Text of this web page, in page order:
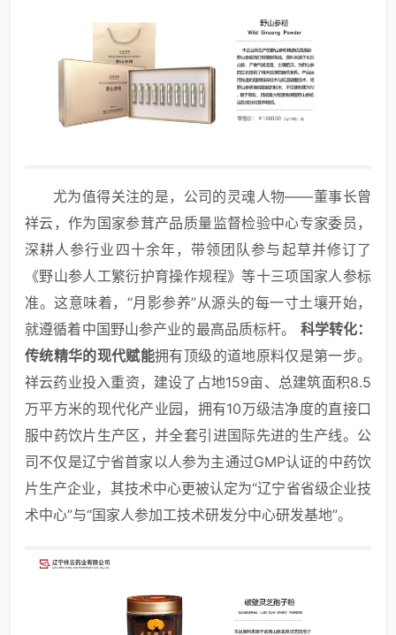
尤为值得关注的是，公司的灵魂人物——董事长曾
祥云，作为国家参茸产品质量监督检验中心专家委员，
深耕人参行业四十余年，带领团队参与起草并修订了
《野山参人工繁衍护育操作规程》等十三项国家人参标
准。这意味着，“月影参养”从源头的每一寸土壤开始，
就遵循着中国野山参产业的最高品质标杆。 科学转化：
传统精华的现代赋能拥有顶级的道地原料仅是第一步。
祥云药业投入重资，建设了占地159亩、总建筑面积8.5
万平方米的现代化产业园，拥有10万级洁净度的直接口
服中药饮片生产区，并全套引进国际先进的生产线。公
司不仅是辽宁省首家以人参为主通过GMP认证的中药饮
片生产企业，其技术中心更被认定为“辽宁省省级企业技
术中心”与“国家人参加工技术研发分中心研发基地”。